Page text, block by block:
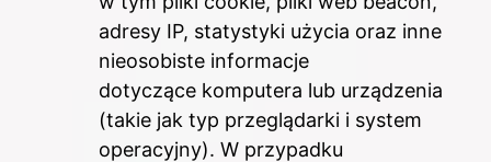
adresy IP, statystyki użycia oraz inne
nieosobiste informacje
dotyczące komputera lub urządzenia
(takie jak typ przeglądarki i system
operacyjny). W przypadku